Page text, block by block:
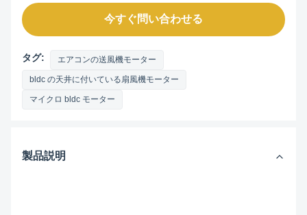
今すぐ問い合わせる
タグ: エアコンの送風機モーター
bldc の天井に付いている扇風機モーター
マイクロ bldc モーター
製品説明